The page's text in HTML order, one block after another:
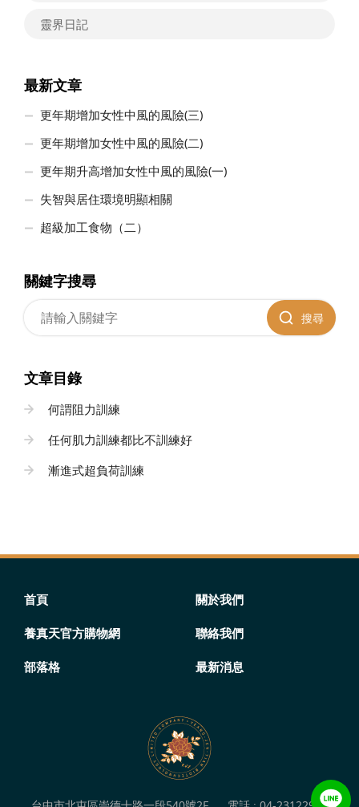
靈界日記
最新文章
更年期增加女性中風的風險(三)
更年期增加女性中風的風險(二)
更年期升高增加女性中風的風險(一)
失智與居住環境明顯相關
超級加工食物（二）
關鍵字搜尋
搜尋
文章目錄
何謂阻力訓練
任何肌力訓練都比不訓練好
漸進式超負荷訓練
首頁 關於我們
養真天官方購物網 聯絡我們
部落格 最新消息